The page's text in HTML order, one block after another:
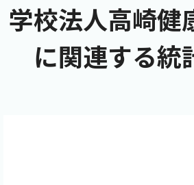
学校法人高崎健
に関連する統